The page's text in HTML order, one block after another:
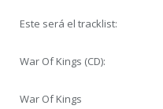
Este será el tracklist:
War Of Kings (CD):
War Of Kings